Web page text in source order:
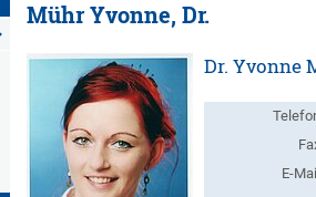
Mühr Yvonne, Dr.
Dr. Yvonne
E-Mail